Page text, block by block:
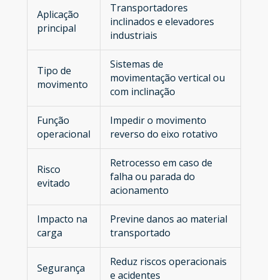
Aplicação
principal
Transportadores
inclinados e elevadores
industriais
Tipo de
movimento
Sistemas de
movimentação vertical ou
com inclinação
Função
operacional
Impedir o movimento
reverso do eixo rotativo
Risco
evitado
Retrocesso em caso de
falha ou parada do
acionamento
Impacto na
carga
Previne danos ao material
transportado
Segurança
Reduz riscos operacionais
e acidentes